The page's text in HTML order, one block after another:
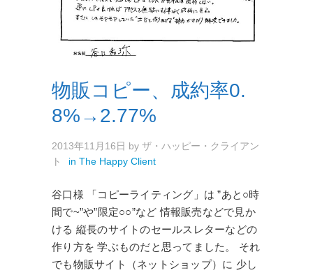
物販コピー、成約率0.
8%→2.77%
2013年11月16日 by ザ・ハッピー・クライアン
ト
in The Happy Client
谷口様 「コピーライティング」は ”あと○時
間で~”や”限定○○”など 情報販売などで見か
ける 縦長のサイトのセールスレターなどの
作り方を 学ぶものだと思ってました。 それ
でも物販サイト（ネットショップ）に 少し